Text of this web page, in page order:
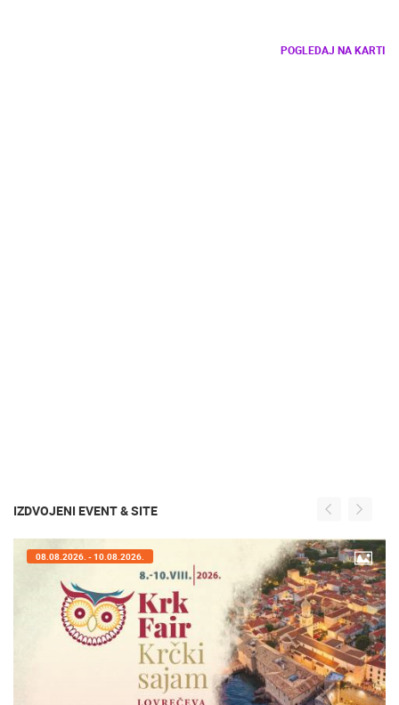
POGLEDAJ NA KARTI
IZDVOJENI EVENT & SITE
07.08.2026. - 09.08.2026.